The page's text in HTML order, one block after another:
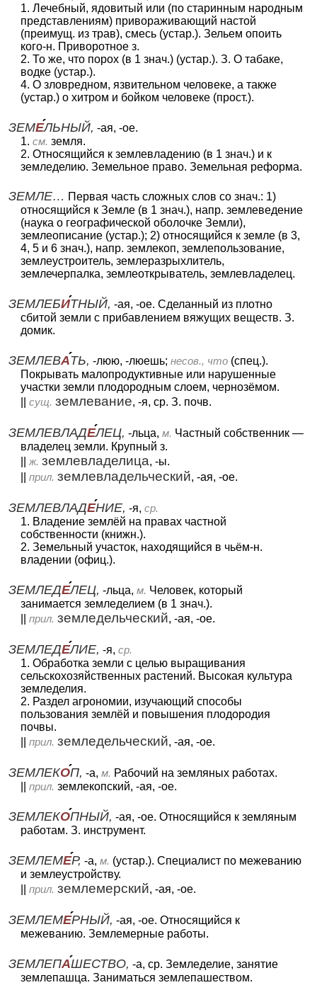
1. Лечебный, ядовитый или (по старинным народным
представлениям) привораживающий настой
(преимущ. из трав), смесь (устар.). Зельем опоить
кого-н. Приворотное з.
2. То же, что порох (в 1 знач.) (устар.). З. О табаке,
водке (устар.).
4. О зловредном, язвительном человеке, а также
(устар.) о хитром и бойком человеке (прост.).
ЗЕМЕЛЬНЫЙ, -ая, -ое.
1. см. земля.
2. Относящийся к землевладению (в 1 знач.) и к
земледелию. Земельное право. Земельная реформа.
ЗЕМЛЕ… Первая часть сложных слов со знач.: 1)
относящийся к Земле (в 1 знач.), напр. землеведение
(наука о географической оболочке Земли),
землеописание (устар.); 2) относящийся к земле (в 3,
4, 5 и 6 знач.), напр. землекоп, землепользование,
землеустроитель, землеразрыхлитель,
землечерпалка, землеоткрыватель, землевладелец.
ЗЕМЛЕБИТНЫЙ, -ая, -ое. Сделанный из плотно
сбитой земли с прибавлением вяжущих веществ. З.
домик.
ЗЕМЛЕВАТЬ, -люю, -люешь; несов., что (спец.).
Покрывать малопродуктивные или нарушенные
участки земли плодородным слоем, чернозёмом.
сущ. землевание, -я, ср. З. почв.
ЗЕМЛЕВЛАДЕЛЕЦ, -льца, м. Частный собственник —
владелец земли. Крупный з.
ж. землевладелица, -ы.
прил. землевладельческий, -ая, -ое.
ЗЕМЛЕВЛАДЕНИЕ, -я, ср.
1. Владение землёй на правах частной
собственности (книжн.).
2. Земельный участок, находящийся в чьём-н.
владении (офиц.).
ЗЕМЛЕДЕЛЕЦ, -льца, м. Человек, который
занимается земледелием (в 1 знач.).
прил. земледельческий, -ая, -ое.
ЗЕМЛЕДЕЛИЕ, -я, ср.
1. Обработка земли с целью выращивания
сельскохозяйственных растений. Высокая культура
земледелия.
2. Раздел агрономии, изучающий способы
пользования землёй и повышения плодородия
почвы.
прил. земледельческий, -ая, -ое.
ЗЕМЛЕКОП, -а, м. Рабочий на земляных работах.
прил. землекопский, -ая, -ое.
ЗЕМЛЕКОПНЫЙ, -ая, -ое. Относящийся к земляным
работам. З. инструмент.
ЗЕМЛЕМЕР, -а, м. (устар.). Специалист по межеванию
и землеустройству.
прил. землемерский, -ая, -ое.
ЗЕМЛЕМЕРНЫЙ, -ая, -ое. Относящийся к
межеванию. Землемерные работы.
ЗЕМЛЕПАШЕСТВО, -а, ср. Земледелие, занятие
землепашца. Заниматься землепашеством.